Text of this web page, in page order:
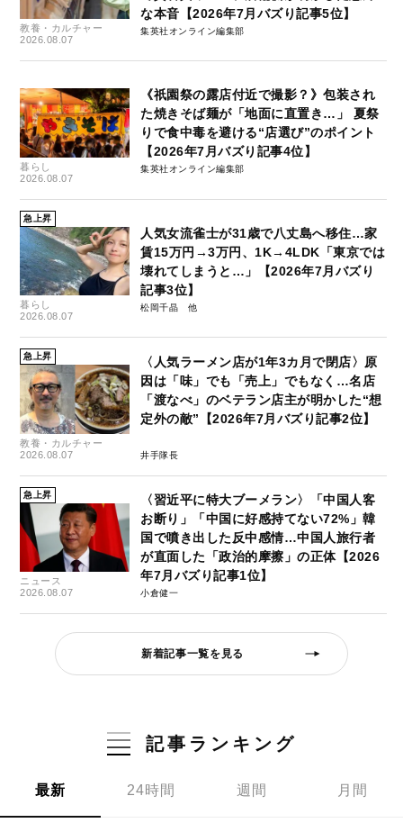
教養・カルチャー
2026.08.07
な本音【2026年7月バズり記事5位】
集英社オンライン編集部
暮らし
2026.08.07
《祇園祭の露店付近で撮影？》包装され
た焼きそば麺が「地面に直置き…」 夏祭
りで食中毒を避ける“店選び”のポイント
【2026年7月バズり記事4位】
集英社オンライン編集部
急上昇
暮らし
2026.08.07
人気女流雀士が31歳で八丈島へ移住…家
賃15万円→3万円、1K→4LDK「東京では
壊れてしまうと…」【2026年7月バズり
記事3位】
松岡千晶
急上昇
教養・カルチャー
2026.08.07
〈人気ラーメン店が1年3カ月で閉店〉原
因は「味」でも「売上」でもなく…名店
「渡なべ」のベテラン店主が明かした“想
定外の敵”【2026年7月バズり記事2位】
井手隊長
急上昇
ニュース
2026.08.07
〈習近平に特大ブーメラン〉「中国人客
お断り」「中国に好感持てない72%」韓
国で噴き出した反中感情…中国人旅行者
が直面した「政治的摩擦」の正体【2026
年7月バズり記事1位】
小倉健一
新着記事一覧を見る
記事ランキング
最新 24時間 週間 月間